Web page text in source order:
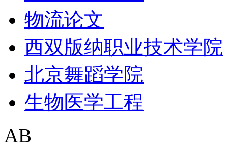
物流论文
西双版纳职业技术学院
北京舞蹈学院
生物医学工程
AB